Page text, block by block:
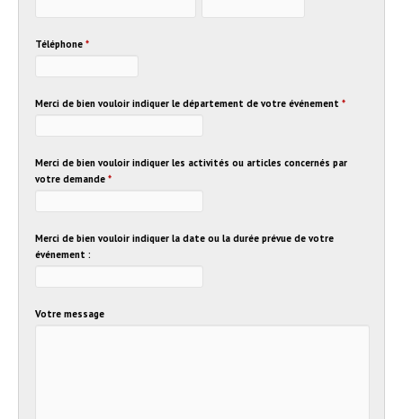
Téléphone *
Merci de bien vouloir indiquer le département de votre événement *
Merci de bien vouloir indiquer les activités ou articles concernés par
votre demande *
Merci de bien vouloir indiquer la date ou la durée prévue de votre
événement :
Votre message